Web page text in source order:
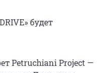
будет
Petruchiani Project —